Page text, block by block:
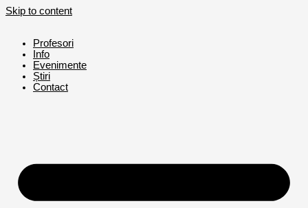
Skip to content
Profesori
Info
Evenimente
Știri
Contact